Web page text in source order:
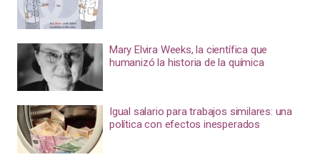
Mary Elvira Weeks, la científica que
humanizó la historia de la química
Igual salario para trabajos similares: una
política con efectos inesperados